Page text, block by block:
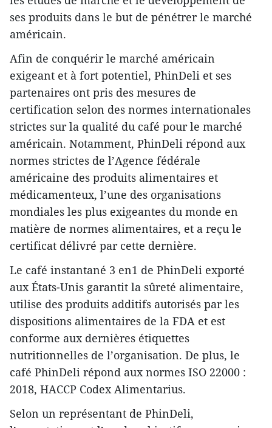
ses produits dans le but de pénétrer le marché
américain.
Afin de conquérir le marché américain
exigeant et à fort potentiel, PhinDeli et ses
partenaires ont pris des mesures de
certification selon des normes internationales
strictes sur la qualité du café pour le marché
américain. Notamment, PhinDeli répond aux
normes strictes de l’Agence fédérale
américaine des produits alimentaires et
médicamenteux, l’une des organisations
mondiales les plus exigeantes du monde en
matière de normes alimentaires, et a reçu le
certificat délivré par cette dernière.
Le café instantané 3 en1 de PhinDeli exporté
aux États-Unis garantit la sûreté alimentaire,
utilise des produits additifs autorisés par les
dispositions alimentaires de la FDA et est
conforme aux dernières étiquettes
nutritionnelles de l’organisation. De plus, le
café PhinDeli répond aux normes ISO 22000 :
2018, HACCP Codex Alimentarius.
Selon un représentant de PhinDeli,